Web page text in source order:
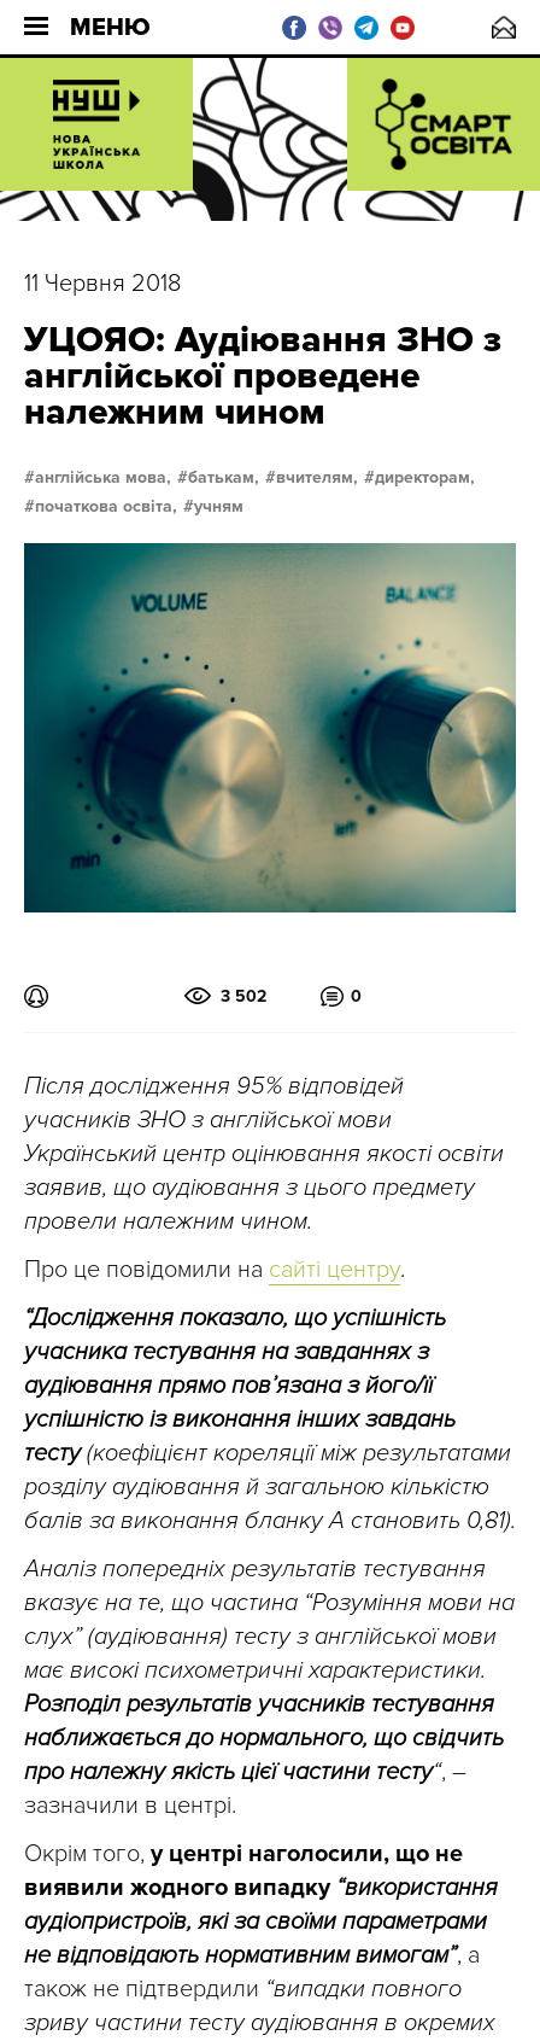
МЕНЮ
11 Червня 2018
УЦОЯО: Аудіювання ЗНО з
англійської проведене
належним чином
англійська мова, батькам, вчителям,
директорам,
початкова освіта,
учням
3 502 0
Після дослідження 95% відповідей
учасників ЗНО з англійської мови
Український центр оцінювання якості освіти
заявив, що аудіювання з цього предмету
провели належним чином.
Про це повідомили на сайті центру.
“Дослідження показало, що успішність
учасника тестування на завданнях з
аудіювання прямо пов’язана з його/її
успішністю із виконання інших завдань
тесту(коефіцієнт кореляції між результатами
розділу аудіювання й загальною кількістю
балів за виконання бланку А становить 0,81).
Аналіз попередніх результатів тестування
вказує на те, що частина “Розуміння мови на
слух” (аудіювання) тесту з англійської мови
має високі психометричні характеристики.
Розподіл результатів учасників тестування
наближається до нормального, що свідчить
про належну якість цієї частини тесту“, –
зазначили в центрі.
Окрім того, у центрі наголосили, що не
виявили жодного випадку “використання
аудіопристроїв, які за своїми параметрами
не відповідають нормативним вимогам”, а
також не підтвердили “випадки повного
зриву частини тесту аудіювання в окремих